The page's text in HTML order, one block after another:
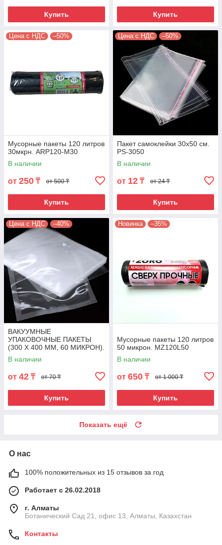
Купить Купить
Цена с НДС –50%
Мусорные пакеты 120 литров
30мкрн. ARP120-M30
В наличии
от 250 ₸ от 500 ₸
Купить
Цена с НДС –50%
Пакет самоклейки 30х50 см.
PS-3050
В наличии
от 12 ₸ от 24 ₸
Купить
Цена с НДС –40%
ВАКУУМНЫЕ
УПАКОВОЧНЫЕ ПАКЕТЫ
(300 X 400 MM, 60 МИКРОН).
VPK-3040M60
В наличии
от 42 ₸ от 70 ₸
Купить
Новинка –35%
Мусорные пакеты 120 литров
50 микрон. MZ120L50
В наличии
от 650 ₸ от 1 000 ₸
Купить
Показать ещё
О нас
100% положительных из 15 отзывов за год
Работает с 26.02.2018
г. Алматы
Ботанический Сад 21, офис 13, Алматы, Казахстан
Контакты